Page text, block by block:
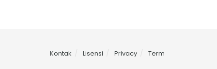
Kontak Lisensi Privacy Term